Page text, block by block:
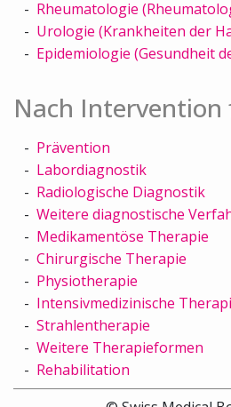
Rheumatologie
Urologie (Krankheiten der
Epidemiologie (Gesundheit
Nach
Prävention
Labordiagnostik
Radiologische Diagnostik
Weitere diagnostische
Medikamentöse Therapie
Chirurgische Therapie
Physiotherapie
Intensivmedizinische
Strahlentherapie
Weitere Therapieformen
Rehabilitation